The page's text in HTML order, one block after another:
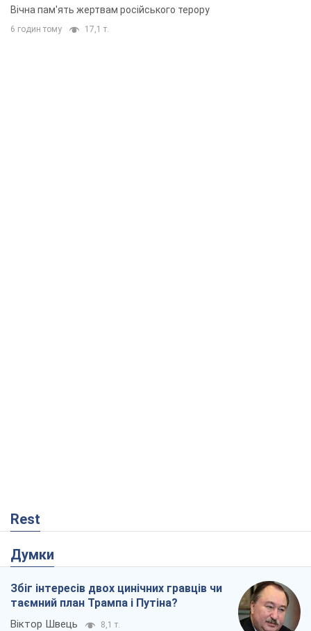
Вічна пам'ять жертвам російського терору
6 годин тому 17,1 т.
Rest
Думки
Збіг інтересів двох цинічних гравців чи
таємний план Трампа і Путіна?
Віктор Швець 8,1 т.